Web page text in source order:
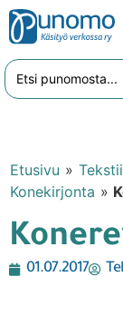
Etusivu »
Konekirjonta »
01.07.2017